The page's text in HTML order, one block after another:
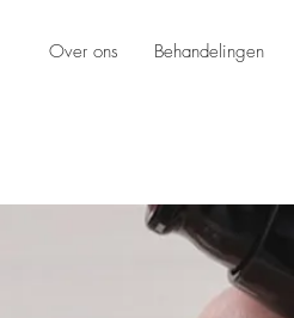
Over ons Behandelingen